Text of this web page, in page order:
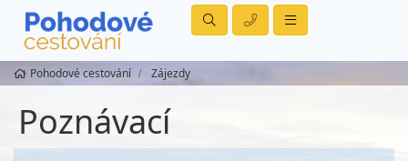
Pohodové cestování Zájezdy
Poznávací